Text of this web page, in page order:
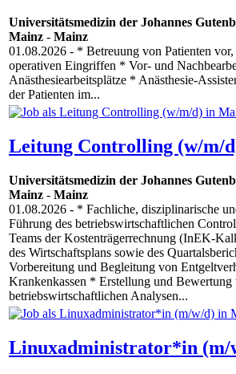
Universitätsmedizin der Johannes
Mainz - Mainz
01.08.2026 - * Betreuung von Patienten
operativen Eingriffen * Vor- und
Anästhesiearbeitsplätze * Anästhesie-
der Patienten im...
Leitung Controlling (w/m/
Universitätsmedizin der Johannes
Mainz - Mainz
01.08.2026 - * Fachliche, disziplinarische
Führung des betriebswirtschaftlichen
Teams der Kostenträgerrechnung (InEK-
des Wirtschaftsplans sowie des
Vorbereitung und Begleitung von
Krankenkassen * Erstellung und Bewertung
betriebswirtschaftlichen Analysen...
Linuxadministrator*in (m/